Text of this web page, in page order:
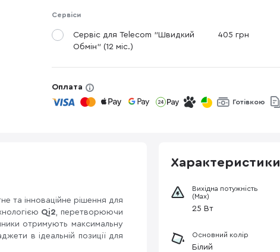
Сервіси
Сервіс для Telecom "Швидкий
Обмін" (12 міс.)
405 грн
Оплата
Готівкою
та інноваційне рішення для
Qi2, перетворюючи
отримують максимальну
в ідеальній позиції для
Характеристики
Вихідна потужність
(Max)
25 Вт
Основний колір
Білий